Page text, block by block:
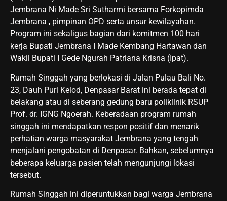
Jembrana Ni Made Sri Sutharmi bersama Forkopimda
Jembrana , pimpinan OPD serta unsur kewilayahan.
Program ini sekaligus bagian dari komitmen 100 hari
kerja Bupati Jembrana I Made Kembang Hartawan dan
Wakil Bupati I Gede Ngurah Patriana Krisna (Ipat).
Rumah Singgah yang berlokasi di Jalan Pulau Bali No.
23, Dauh Puri Kelod, Denpasar Barat ini berada tepat di
belakang atau di seberang gedung baru poliklinik RSUP
Prof. dr. IGNG Ngoerah. Keberadaan program rumah
singgah ini mendapatkan respon positif dan menarik
perhatian warga masyarakat Jembrana yang tengah
menjalani pengobatan di Denpasar. Bahkan, sebelumnya
beberapa keluarga pasien telah mengunjungi lokasi
tersebut.
Rumah Singgah ini diperuntukkan bagi warga Jembrana